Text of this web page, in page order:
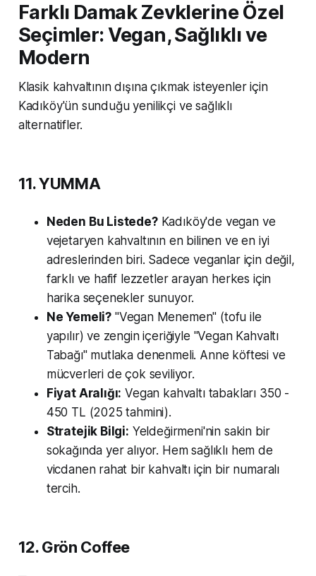
Farklı Damak Zevklerine Özel
Seçimler: Vegan, Sağlıklı ve
Modern
Klasik kahvaltının dışına çıkmak isteyenler için
Kadıköy'ün sunduğu yenilikçi ve sağlıklı
alternatifler.
11. YUMMA
Neden Bu Listede?Kadıköy'de vegan ve
vejetaryen kahvaltının en bilinen ve en iyi
adreslerinden biri. Sadece veganlar için değil,
farklı ve hafif lezzetler arayan herkes için
harika seçenekler sunuyor.
Ne Yemeli? "Vegan Menemen" (tofu ile
yapılır) ve zengin içeriğiyle "Vegan Kahvaltı
Tabağı" mutlaka denenmeli. Anne köftesi ve
mücverleri de çok seviliyor.
Fiyat Aralığı: Vegan kahvaltı tabakları 350 -
450 TL (2025 tahmini).
Stratejik Bilgi: Yeldeğirmeni'nin sakin bir
sokağında yer alıyor. Hem sağlıklı hem de
vicdanen rahat bir kahvaltı için bir numaralı
tercih.
12. Grön Coffee